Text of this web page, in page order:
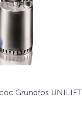
Grundfos UNILIFT